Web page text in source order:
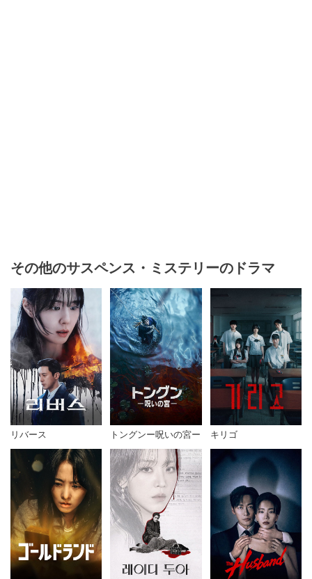
その他のサスペンス・ミステリーのドラマ
リバース トングンー呪いの宮ー キリゴ